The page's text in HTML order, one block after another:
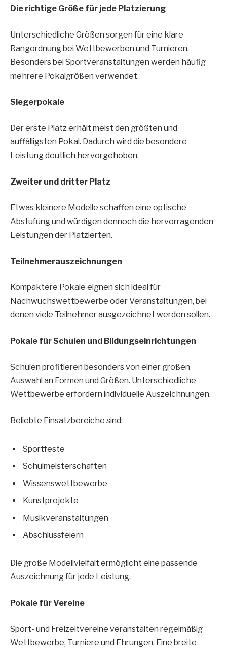
Die richtige Größe für jede Platzierung
Unterschiedliche Größen sorgen für eine klare
Rangordnung bei Wettbewerben und Turnieren.
Besonders bei Sportveranstaltungen werden häufig
mehrere Pokalgrößen verwendet.
Siegerpokale
Der erste Platz erhält meist den größten und
auffälligsten Pokal. Dadurch wird die besondere
Leistung deutlich hervorgehoben.
Zweiter und dritter Platz
Etwas kleinere Modelle schaffen eine optische
Abstufung und würdigen dennoch die hervorragenden
Leistungen der Platzierten.
Teilnehmerauszeichnungen
Kompaktere Pokale eignen sich ideal für
Nachwuchswettbewerbe oder Veranstaltungen, bei
denen viele Teilnehmer ausgezeichnet werden sollen.
Pokale für Schulen und Bildungseinrichtungen
Schulen profitieren besonders von einer großen
Auswahl an Formen und Größen. Unterschiedliche
Wettbewerbe erfordern individuelle Auszeichnungen.
Beliebte Einsatzbereiche sind:
Sportfeste
Schulmeisterschaften
Wissenswettbewerbe
Kunstprojekte
Musikveranstaltungen
Abschlussfeiern
Die große Modellvielfalt ermöglicht eine passende
Auszeichnung für jede Leistung.
Pokale für Vereine
Sport- und Freizeitvereine veranstalten regelmäßig
Wettbewerbe, Turniere und Ehrungen. Eine breite